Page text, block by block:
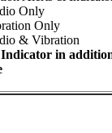
Only
Only
& Vibration
in